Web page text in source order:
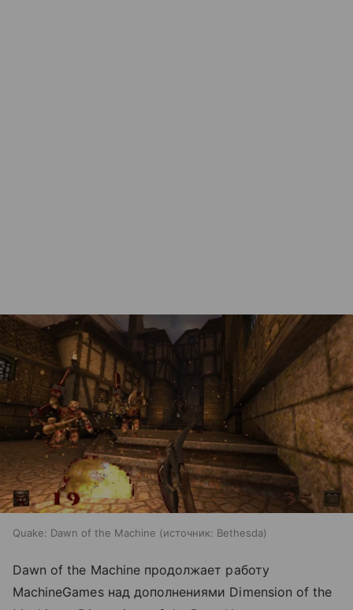
Quake: Dawn of the Machine источник: Bethesda
Dawn of the Machine продолжает работу
MachineGames над дополнениями Dimension of the